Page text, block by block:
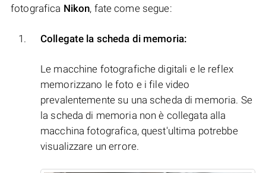
fotografica Nikon, fate come segue:
Collegate la scheda di memoria:
Le macchine fotografiche digitali e le reflex
memorizzano le foto e i file video
prevalentemente su una scheda di memoria. Se
la scheda di memoria non è collegata alla
macchina fotografica, quest'ultima potrebbe
visualizzare un errore.